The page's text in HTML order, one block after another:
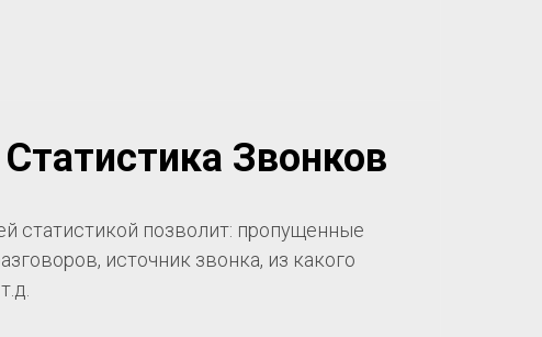
Звонков
статистикой позволит: пропущенные
источник звонка, из какого